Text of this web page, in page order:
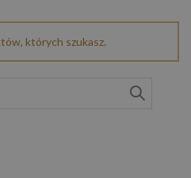
których szukasz.